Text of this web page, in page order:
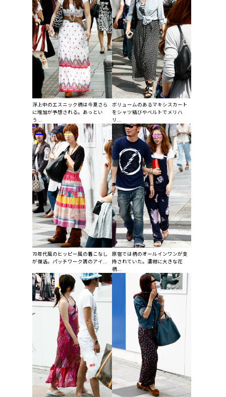
浮上中のエスニック柄は今夏さら
に増加が予想される。あっとい
う...
ボリュームのあるマキシスカート
をシャツ結びやベルトでメリハ
リ...
70年代風のヒッピー風の着こなし
が復活。パッチワーク調のアイ...
原宿では柄のオールインワンが支
持されていた。濃紺に大きな花
柄...